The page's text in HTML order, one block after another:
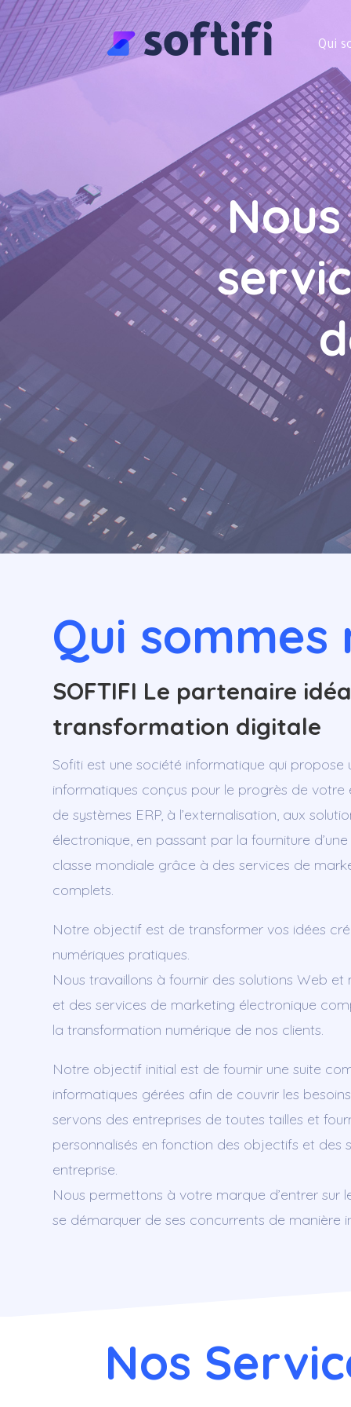
Qui
Qui sommes
SOFTIFI Le partenaire
transformation digitale
Sofiti est une société informatique qui
informatiques conçus pour le progrès de
de systèmes ERP, à l’externalisation, aux
électronique, en passant par la fourniture
classe mondiale grâce à des services de
complets.
Notre objectif est de transformer vos idées
numériques pratiques.
Nous travaillons à fournir des solutions Web et
et des services de marketing électronique
la transformation numérique de nos clients.
Notre objectif initial est de fournir une suite
informatiques gérées afin de couvrir les
servons des entreprises de toutes tailles et
personnalisés en fonction des objectifs et des
entreprise.
Nous permettons à votre marque d’entrer sur
se démarquer de ses concurrents de manière
Nos